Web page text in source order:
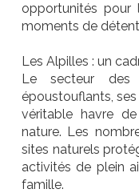
opportunités pour
moments de
Les Alpilles : un
Le secteur des
époustouflants,
véritable havre
nature. Les
sites naturels
activités de plein
famille.